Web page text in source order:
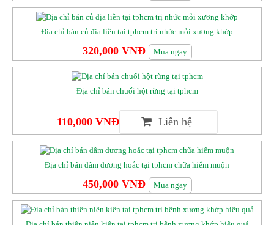
Địa chỉ bán củ địa liền tại tphcm trị nhức mỏi xương khớp
320,000 VNĐ Mua ngay
Địa chỉ bán chuối hột rừng tại tphcm
110,000 VNĐ
Địa chỉ bán dâm dương hoắc tại tphcm chữa hiếm muộn
450,000 VNĐ Mua ngay